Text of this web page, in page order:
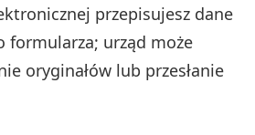
przepisujesz dane
formularza; urząd może
oryginałów lub przesłanie